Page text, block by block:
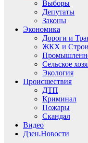
Выборы
Депутаты
Законы
Экономика
Дороги и
ЖКХ и
Сельское
Экология
Происшествия
ДТП
Криминал
Пожары
Скандал
Видео
Дзен.Новости